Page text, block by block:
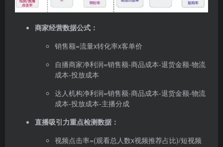
商家经营数据公式：
销售额=流量x转化率x客单价
自播商家净利润=销售额-商品成本-退货金额-物流
成本-投放成本
达人机构净利润=销售额-商品成本-退货金额-物流
成本-投放成本-主播分成
直播吸引力重点检测数据：
视频点击率=(观看总人数x视频推荐占比)/短视频